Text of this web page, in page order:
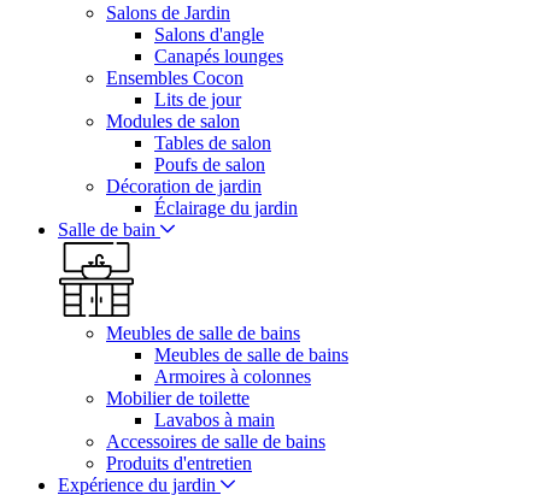
Salons de Jardin
Salons d'angle
Canapés lounges
Ensembles Cocon
Lits de jour
Modules de salon
Tables de salon
Poufs de salon
Décoration de jardin
Éclairage du jardin
Salle de bain
Meubles de salle de bains
Meubles de salle de bains
Armoires à colonnes
Mobilier de toilette
Lavabos à main
Accessoires de salle de bains
Produits d'entretien
Expérience du jardin